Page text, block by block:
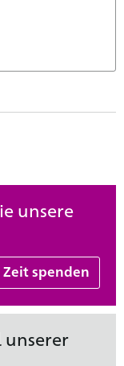
unsere
Zeit spenden
unserer